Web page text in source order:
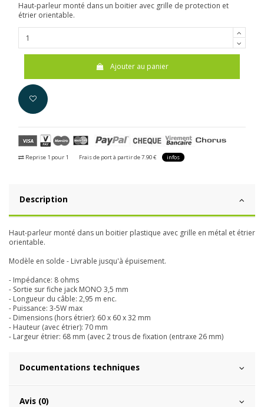
Haut-parleur monté dans un boitier avec grille de protection et
étrier orientable.
Ajouter au panier
Reprise 1 pour 1 Frais de port à partir de 7.90 € infos
Description
Haut-parleur monté dans un boitier plastique avec grille en métal et étrier
orientable.
Modèle en solde - Livrable jusqu'à épuisement.
- Impédance: 8 ohms
- Sortie sur fiche jack MONO 3,5 mm
- Longueur du câble: 2,95 m enc.
- Puissance: 3-5W max
- Dimensions (hors étrier): 60 x 60 x 32 mm
- Hauteur (avec étrier): 70 mm
- Largeur étrier: 68 mm (avec 2 trous de fixation (entraxe 26 mm)
Documentations techniques
Avis (0)